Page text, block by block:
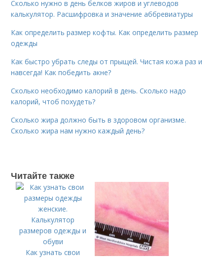
Сколько нужно в день белков жиров и углеводов
калькулятор. Расшифровка и значение аббревиатуры
Как определить размер кофты. Как определить размер
одежды
Как быстро убрать следы от прыщей. Чистая кожа раз и
навсегда! Как победить акне?
Сколько необходимо калорий в день. Сколько надо
калорий, чтоб похудеть?
Сколько жира должно быть в здоровом организме.
Сколько жира нам нужно каждый день?
Читайте также
Как узнать свои